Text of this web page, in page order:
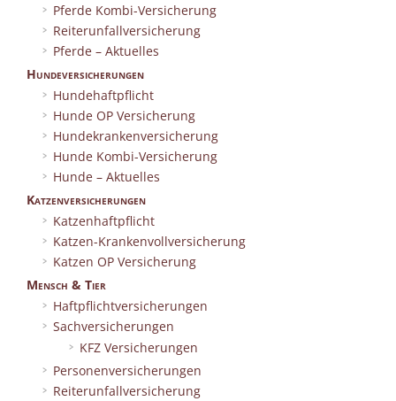
Pferde Kombi-Versicherung
Reiterunfallversicherung
Pferde – Aktuelles
Hundeversicherungen
Hundehaftpflicht
Hunde OP Versicherung
Hundekrankenversicherung
Hunde Kombi-Versicherung
Hunde – Aktuelles
Katzenversicherungen
Katzenhaftpflicht
Katzen-Krankenvollversicherung
Katzen OP Versicherung
Mensch & Tier
Haftpflichtversicherungen
Sachversicherungen
KFZ Versicherungen
Personenversicherungen
Reiterunfallversicherung